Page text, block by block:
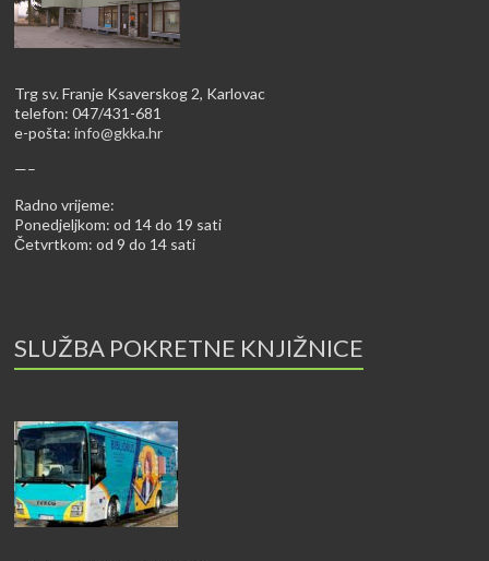
Trg sv. Franje Ksaverskog 2, Karlovac
telefon: 047/431-681
e-pošta:info@gkka.hr
—–
Radno vrijeme:
Ponedjeljkom: od 14 do 19 sati
Četvrtkom: od 9 do 14 sati
SLUŽBA POKRETNE KNJIŽNICE